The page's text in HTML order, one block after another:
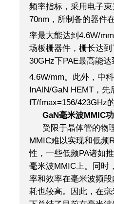
频率指标，采用电子
70nm，所制备的器件
率最大能达到4.6W/
场板栅器件，栅长达
30GHz下PAE最高能
4.6W/mm。此外，中
InAlN/GaN HEMT，先
fT/fmax=156/423GHz
GaN毫米波MMIC
受限于晶体管的物
MMIC难以实现和低频
性，一些低频PA诸如
毫米波MMIC上。同时
率和效率在毫米波频
耗也较高。因此，在